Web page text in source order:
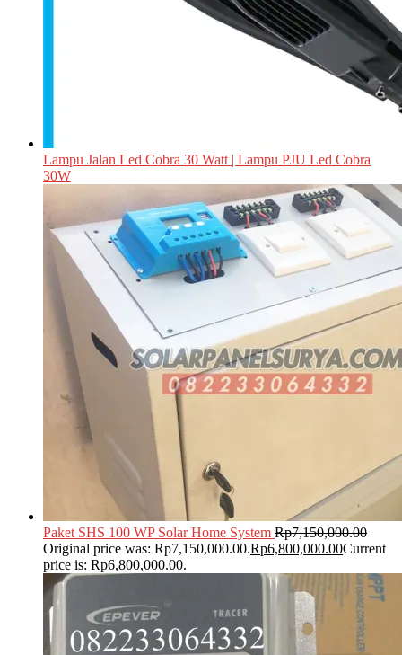
Lampu Jalan Led Cobra 30 Watt | Lampu PJU Led Cobra
30W
Paket SHS 100 WP Solar Home System Rp7,150,000.00
Original price was: Rp7,150,000.00.Rp6,800,000.00Current
price is: Rp6,800,000.00.